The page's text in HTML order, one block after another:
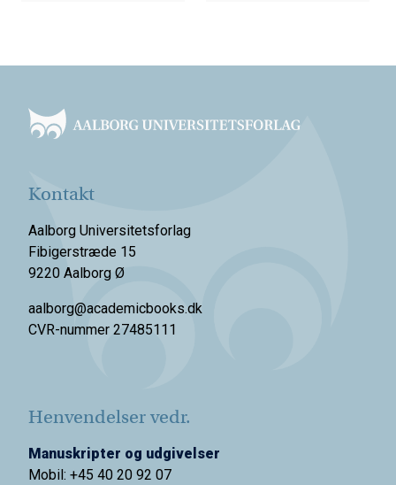
Kontakt
Aalborg Universitetsforlag
Fibigerstræde 15
9220 Aalborg Ø
aalborg@academicbooks.dk
CVR-nummer 27485111
Henvendelser vedr.
Manuskripter og udgivelser
Mobil: +45 40 20 92 07